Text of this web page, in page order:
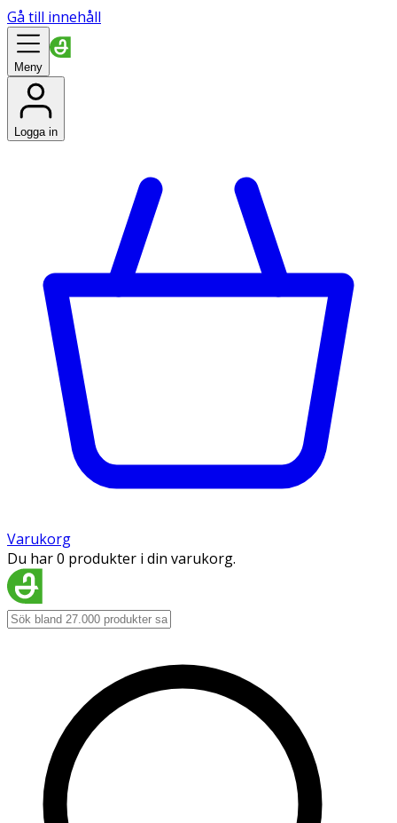
Gå till innehåll
Meny
Logga in
Varukorg
Du har 0 produkter i din varukorg.